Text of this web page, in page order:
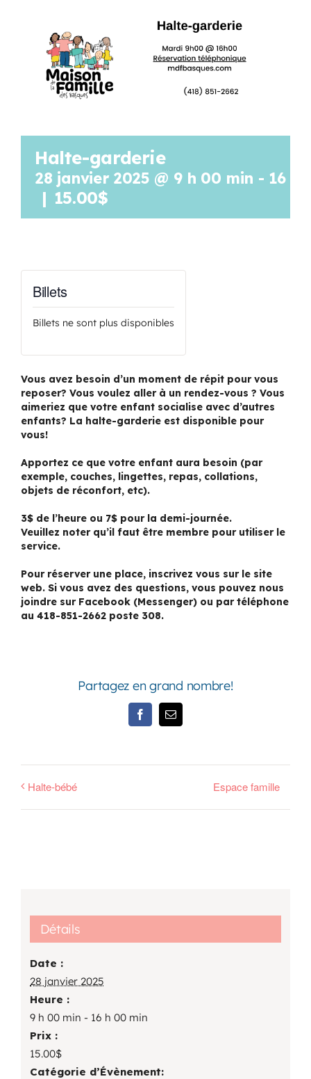
Mon Compte
OFFRES D’EMPLOI
Halte-garderie
28 janvier 2025 @ 9 h 00 min - 16 h
| 15.00$
Billets
Billets ne sont plus disponibles
Vous avez besoin d’un moment de répit pour vous
reposer? Vous voulez aller à un rendez-vous ? Vous
aimeriez que votre enfant socialise avec d’autres
enfants? La halte-garderie est disponible pour
vous!
Apportez ce que votre enfant aura besoin (par
exemple, couches, lingettes, repas, collations,
objets de réconfort, etc).
3$ de l’heure ou 7$ pour la demi-journée.
Veuillez noter qu’il faut être membre pour utiliser le
service.
Pour réserver une place, inscrivez vous sur le site
web. Si vous avez des questions, vous pouvez nous
joindre sur Facebook (Messenger) ou par téléphone
au 418-851-2662 poste 308.
Partagez en grand nombre!
FacebookEmail
Halte-bébé Espace famille
Détails
Date :
28 janvier 2025
Heure :
9 h 00 min - 16 h 00 min
Prix :
15.00$
Catégorie d’Évènement: